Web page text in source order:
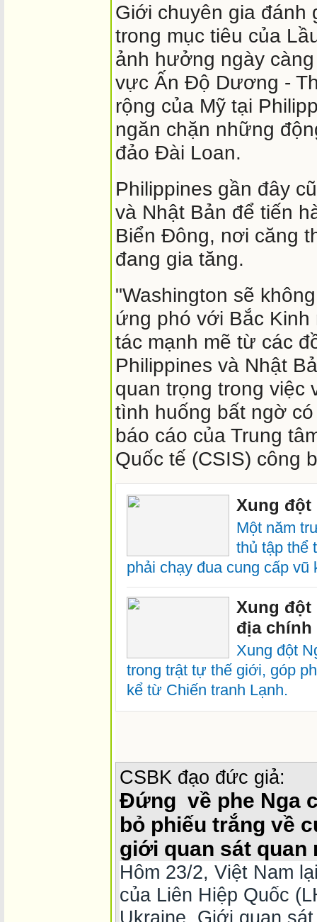
Giới chuyên gia đánh
trong mục tiêu của
ảnh hưởng ngày
vực Ấn Độ Dương -
rộng của Mỹ tại
ngăn chặn những
đảo Đài Loan.
Philippines gần đây
và Nhật Bản để tiến
Biển Đông, nơi căng
đang gia tăng.
"Washington sẽ
ứng phó với Bắc
tác mạnh mẽ từ các
Philippines và Nhật
quan trọng trong việc
tình huống bất ngờ
báo cáo của Trung
Quốc tế (CSIS) công
Xung đột
Một năm
thủ tập thể
phải chạy đua cung cấp vũ
Xung đột
địa
Xung đột
trong trật tự thế giới, góp
kể từ Chiến tranh Lạnh.
CSBK đạo đức giả:
Đứng về phe Nga
bỏ phiếu trắng về
giới quan sát quan
Hôm 23/2, Việt Nam
của Liên Hiệp Quốc
Ukraine. Giới quan